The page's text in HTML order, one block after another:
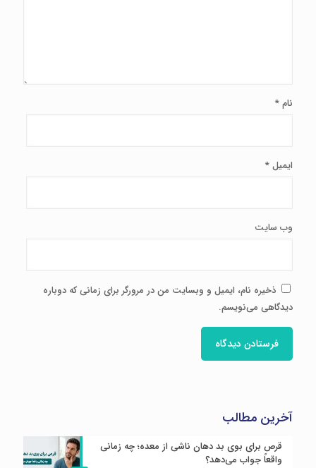
نام*
ایمیل*
وب‌ سایت
ذخیره نام، ایمیل و وبسایت من در مرورگر برای زمانی که دوباره
دیدگاهی می‌نویسم.
آخرین مطالب
قرص برای بوی بد دهان ناشی از معده؛ چه زمانی
واقعاً جواب می‌دهد؟